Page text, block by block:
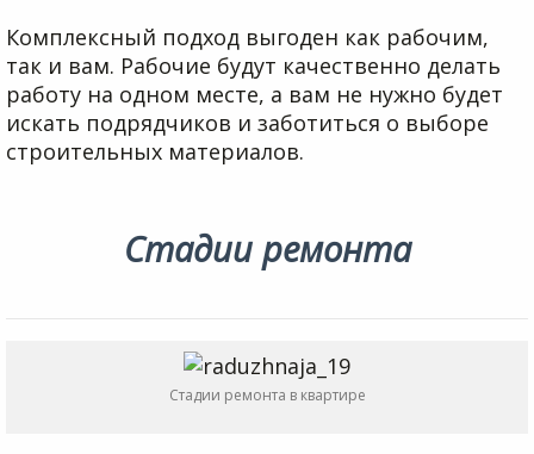
Комплексный подход выгоден как рабочим,
так и вам. Рабочие будут качественно делать
работу на одном месте, а вам не нужно будет
искать подрядчиков и заботиться о выборе
строительных материалов.
Стадии ремонта
Стадии ремонта в квартире